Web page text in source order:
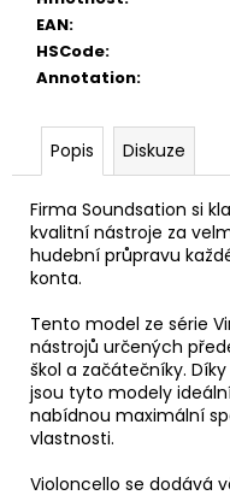
EAN:
HSCode:
Annotation:
Popis Diskuze
Firma Soundsation si
kvalitní nástroje za
hudební průpravu
konta.
Tento model ze série
nástrojů určených
škol a začátečníky.
jsou tyto modely
nabídnou maximální
vlastnosti.
Violoncello se dodává
e
m
CASIO
S110BK
BEZ
STOJANU
DIGITÁLNÍ
PIANO
8
690
Kč